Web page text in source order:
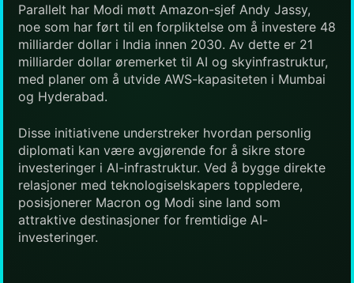
Parallelt har Modi møtt Amazon-sjef Andy Jassy,
noe som har ført til en forpliktelse om å investere 48
milliarder dollar i India innen 2030. Av dette er 21
milliarder dollar øremerket til AI og skyinfrastruktur,
med planer om å utvide AWS-kapasiteten i Mumbai
og Hyderabad.
Disse initiativene understreker hvordan personlig
diplomati kan være avgjørende for å sikre store
investeringer i AI-infrastruktur. Ved å bygge direkte
relasjoner med teknologiselskapers toppledere,
posisjonerer Macron og Modi sine land som
attraktive destinasjoner for fremtidige AI-
investeringer.